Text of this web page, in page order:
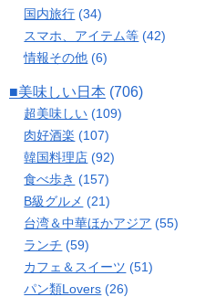
国内旅行 (34)
スマホ、アイテム等 (42)
情報その他 (6)
■美味しい日本 (706)
超美味しい (109)
肉好酒楽 (107)
韓国料理店 (92)
食べ歩き (157)
B級グルメ (21)
台湾＆中華ほかアジア (55)
ランチ (59)
カフェ＆スイーツ (51)
パン類Lovers (26)